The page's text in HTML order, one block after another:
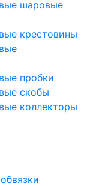
шаровые
крестовины
пробки
скобы
коллекторы